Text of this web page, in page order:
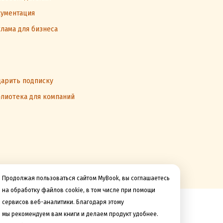
Продолжая пользоваться сайтом MyBook, вы соглашаетесь
на обработку файлов cookie, в том числе при помощи
сервисов веб-аналитики. Благодаря этому
мы рекомендуем вам книги и делаем продукт удобнее.
для бизнеса
подписку
для компаний